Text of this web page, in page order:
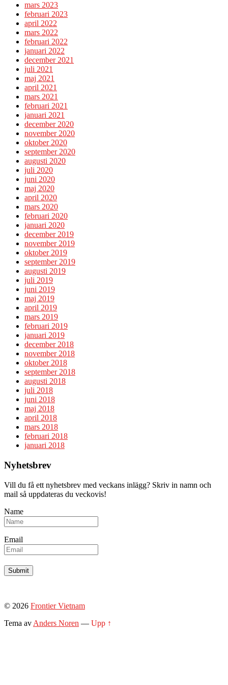
mars 2023
februari 2023
april 2022
mars 2022
februari 2022
januari 2022
december 2021
juli 2021
maj 2021
april 2021
mars 2021
februari 2021
januari 2021
december 2020
november 2020
oktober 2020
september 2020
augusti 2020
juli 2020
juni 2020
maj 2020
april 2020
mars 2020
februari 2020
januari 2020
december 2019
november 2019
oktober 2019
september 2019
augusti 2019
juli 2019
juni 2019
maj 2019
april 2019
mars 2019
februari 2019
januari 2019
december 2018
november 2018
oktober 2018
september 2018
augusti 2018
juli 2018
juni 2018
maj 2018
april 2018
mars 2018
februari 2018
januari 2018
Nyhetsbrev
Vill du få ett nyhetsbrev med veckans inlägg? Skriv in namn och
mail så uppdateras du veckovis!
Name
Email
© 2026 Frontier Vietnam
Tema av Anders Noren — Upp ↑